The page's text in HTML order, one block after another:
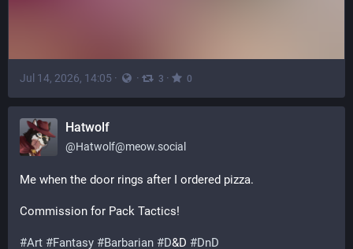
Jul 14, 2026, 14:05 · · 3 · 0
Hatwolf
@Hatwolf@meow.social
Me when the door rings after I ordered pizza.
Commission for Pack Tactics!
#Art #Fantasy #Barbarian #D&D #DnD